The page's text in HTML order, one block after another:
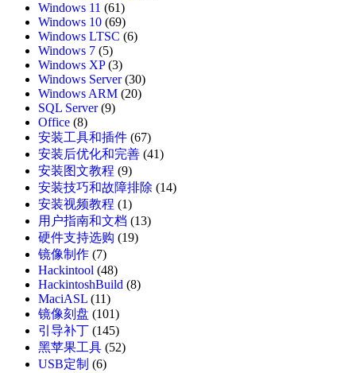
Windows 11 (61)
Windows 10 (69)
Windows LTSC (6)
Windows 7 (5)
Windows XP(3)
Windows Server(30)
Windows ARM (20)
SQL Server(9)
Office (8)
安装工具和插件 (67)
安装后优化和完善 (41)
安装图文教程 (9)
安装技巧和故障排除 (14)
安装视频教程 (1)
用户指南和文档 (13)
硬件支持选购 (19)
镜像制作 (7)
Hackintool (48)
HackintoshBuild (8)
MaciASL (11)
镜像刻盘 (101)
引导补丁 (145)
黑苹果工具 (52)
USB定制 (6)